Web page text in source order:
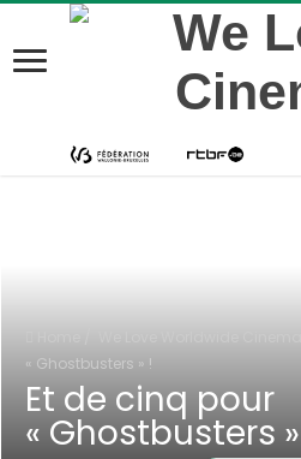
« Ghostbusters » !
Et de cinq pour
« Ghostbusters